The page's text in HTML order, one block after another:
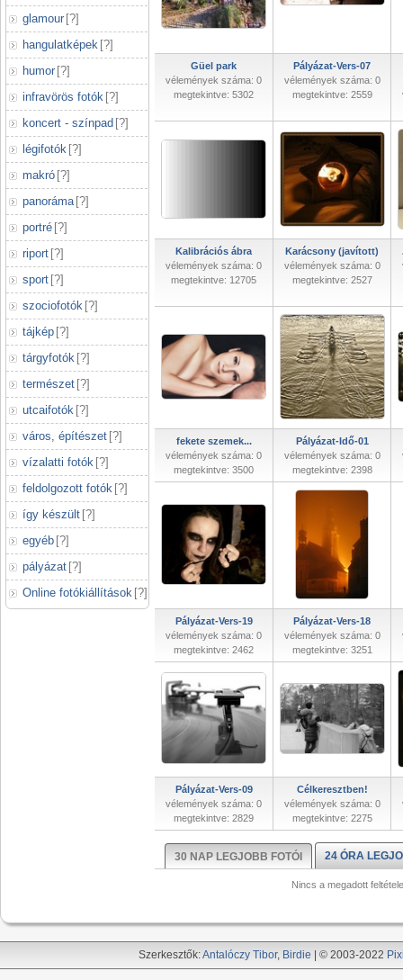
glamour [?]
hangulatképek [?]
humor [?]
infravörös fotók [?]
koncert - színpad [?]
légifotók [?]
makró [?]
panoráma [?]
portré [?]
riport [?]
sport [?]
szociofotók [?]
tájkép [?]
tárgyfotók [?]
természet [?]
utcaifotók [?]
város, építészet [?]
vízalatti fotók [?]
feldolgozott fotók [?]
így készült [?]
egyéb [?]
pályázat [?]
Online fotókiállítások [?]
Güel park
vélemények száma: 0
megtekintve: 5302
Pályázat-Vers-07
vélemények száma: 0
megtekintve: 2559
Kalibrációs ábra
vélemények száma: 0
megtekintve: 12705
Karácsony (javított)
vélemények száma: 0
megtekintve: 2527
fekete szemek...
vélemények száma: 0
megtekintve: 3500
Pályázat-Idő-01
vélemények száma: 0
megtekintve: 2398
Pályázat-Vers-19
vélemények száma: 0
megtekintve: 2462
Pályázat-Vers-18
vélemények száma: 0
megtekintve: 3251
Pályázat-Vers-09
vélemények száma: 0
megtekintve: 2829
Célkeresztben!
vélemények száma: 0
megtekintve: 2275
30 NAP LEGJOBB FOTÓI 24 ÓRA
Nincs a megadott
Szerkesztők:Antalóczy Tibor, Birdie | © 2003-2022